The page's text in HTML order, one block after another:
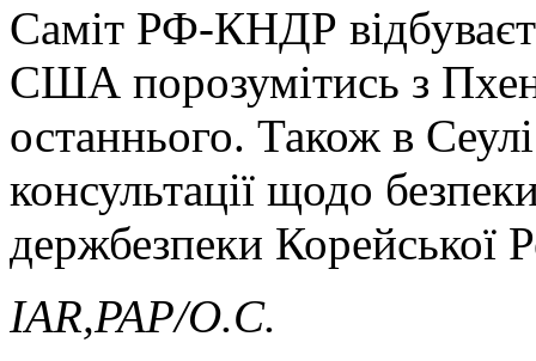
Саміт РФ-КНДР
США порозумітись з
останнього. Також в
консультації щодо
держбезпеки Корейської
IAR,PAP/O.C.